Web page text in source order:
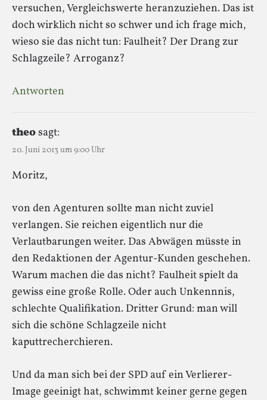
versuchen, Vergleichswerte heranzuziehen. Das ist
doch wirklich nicht so schwer und ich frage mich,
wieso sie das nicht tun: Faulheit? Der Drang zur
Schlagzeile? Arroganz?
Antworten
theosagt:
20. Juni 2013 um 9:00 Uhr
Moritz,
von den Agenturen sollte man nicht zuviel
verlangen. Sie reichen eigentlich nur die
Verlautbarungen weiter. Das Abwägen müsste in
den Redaktionen der Agentur-Kunden geschehen.
Warum machen die das nicht? Faulheit spielt da
gewiss eine große Rolle. Oder auch Unkennnis,
schlechte Qualifikation. Dritter Grund: man will
sich die schöne Schlagzeile nicht
kaputtrecherchieren.
Und da man sich bei der SPD auf ein Verlierer-
Image geeinigt hat, schwimmt keiner gerne gegen